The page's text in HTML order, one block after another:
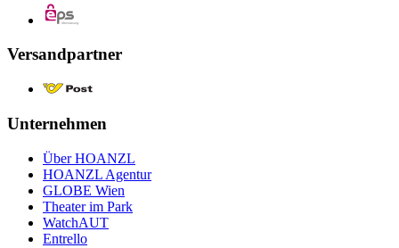
Versandpartner
Unternehmen
Über HOANZL
HOANZL Agentur
GLOBE Wien
Theater im Park
WatchAUT
Entrello